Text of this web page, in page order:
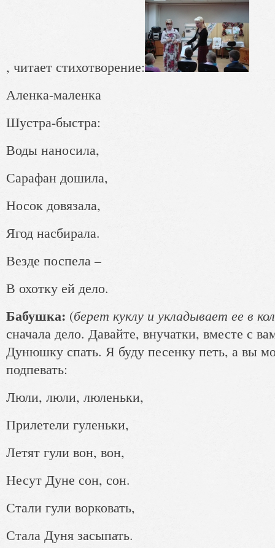
, читает стихотворение:
Аленка-маленка
Шустра-быстра:
Воды наносила,
Сарафан дошила,
Носок довязала,
Ягод насбирала.
Везде поспела –
В охотку ей дело.
Бабушка: (берет куклу и укладывает ее в
сначала дело. Давайте, внучатки, вместе с
Дунюшку спать. Я буду песенку петь, а вы
подпевать:
Люли, люли, люленьки,
Прилетели гуленьки,
Летят гули вон, вон,
Несут Дуне сон, сон.
Стали гули ворковать,
Стала Дуня засыпать.